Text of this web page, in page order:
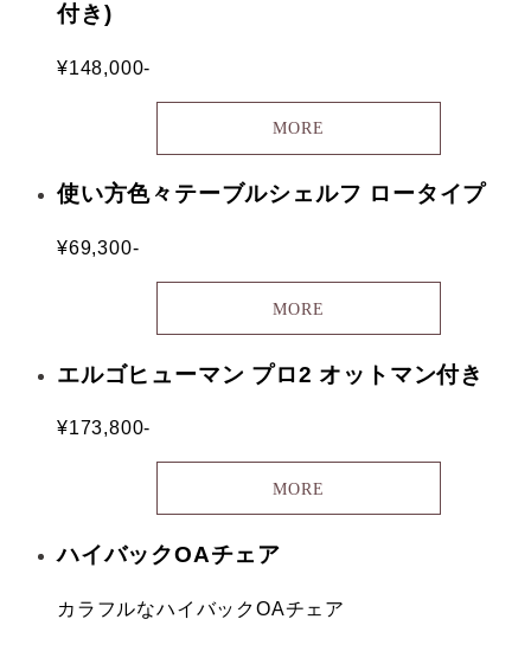
付き)
¥148,000-
MORE
使い方色々テーブルシェルフ ロータイプ
¥69,300-
MORE
エルゴヒューマン プロ2 オットマン付き
¥173,800-
MORE
ハイバックOAチェア
カラフルなハイバックOAチェア